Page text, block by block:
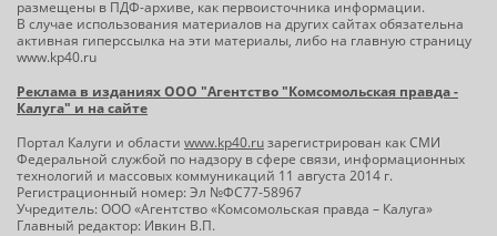
размещены в ПДФ-архиве, как первоисточника информации.
В случае использования материалов на других сайтах обязательна
активная гиперссылка на эти материалы, либо на главную страницу
www.kp40.ru
Реклама в изданиях ООО "Агентство "Комсомольская правда -
Калуга" и на сайте
Портал Калуги и области www.kp40.ruзарегистрирован как СМИ
Федеральной службой по надзору в сфере связи, информационных
технологий и массовых коммуникаций 11 августа 2014 г.
Регистрационный номер: Эл №ФС77-58967
Учредитель: ООО «Агентство «Комсомольская правда – Калуга»
Главный редактор: Ивкин В.П.